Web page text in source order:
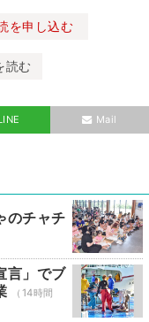
を申し込む
読む
Mail
のチャチ
言」でブ
（14時間